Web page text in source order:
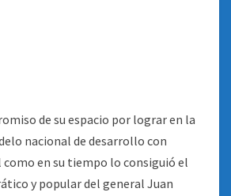
de su espacio por lograr en la
nacional de desarrollo con
en su tiempo lo consiguió el
y popular del general Juan